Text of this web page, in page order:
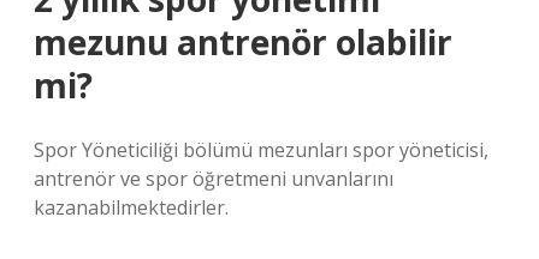
mezunu antrenör olabilir
mi?
Spor Yöneticiliği bölümü mezunları spor yöneticisi,
antrenör ve spor öğretmeni unvanlarını
kazanabilmektedirler.